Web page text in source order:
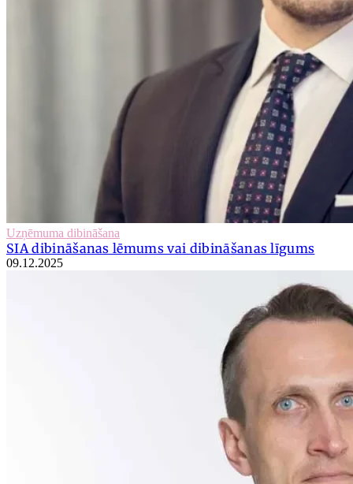
Uzņēmuma dibināšana
SIA dibināšanas lēmums vai dibināšanas līgums
09.12.2025